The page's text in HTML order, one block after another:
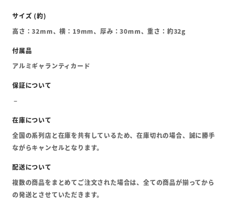
高さ：32mm、横：19mm、厚み：30mm、重さ：約32g
アルミギャランティカード
全国の系列店と在庫を共有しているため、在庫切れの場合、誠に勝手
ながらキャンセルとなります。
複数の商品をまとめてご注文された場合は、全ての商品が揃ってから
の発送とさせていただきます。